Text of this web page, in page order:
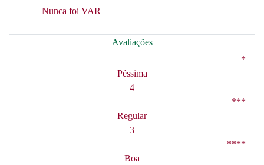
Nunca foi VAR
Avaliações
*
Péssima
4
***
Regular
3
****
Boa